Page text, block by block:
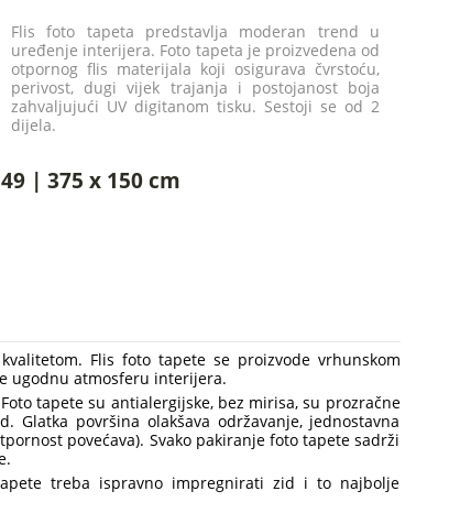
Flis foto tapeta predstavlja moderan trend u
uređenje interijera. Foto tapeta je proizvedena od
otpornog flis materijala koji osigurava čvrstoću,
perivost, dugi vijek trajanja i postojanost boja
zahvaljujući UV digitanom tisku. Sestoji se od 2
dijela.
| 375 x 150 cm
Flis foto tapete se proizvode vrhunskom
ugodnu atmosferu interijera.
tapete su antialergijske, bez mirisa, su prozračne
površina olakšava održavanje, jednostavna
povećava). Svako pakiranje foto tapete sadrži
treba ispravno impregnirati zid i to najbolje